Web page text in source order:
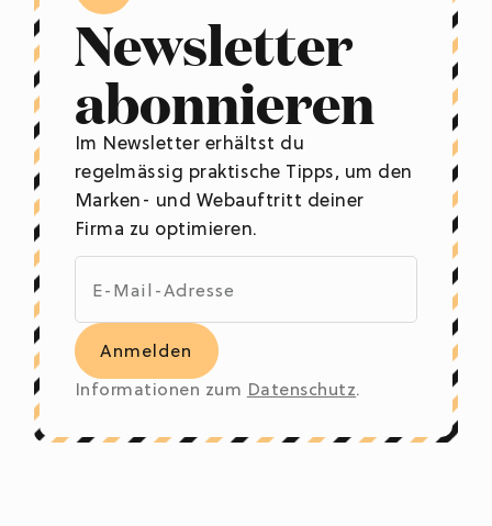
Newsletter
abonnieren
Im Newsletter erhältst du
regelmässig praktische Tipps, um den
Marken- und Webauftritt deiner
Firma zu optimieren.
Informationen zum Datenschutz.